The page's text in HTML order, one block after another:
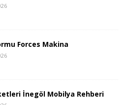
Forces Makina
İnegöl Mobilya Rehberi